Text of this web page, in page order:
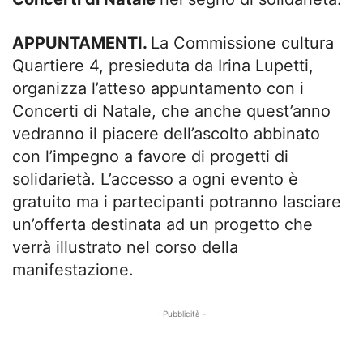
APPUNTAMENTI. La Commissione cultura
Quartiere 4, presieduta da Irina Lupetti,
organizza l’atteso appuntamento con i
Concerti di Natale, che anche quest’anno
vedranno il piacere dell’ascolto abbinato
con l’impegno a favore di progetti di
solidarietà. L’accesso a ogni evento è
gratuito ma i partecipanti potranno lasciare
un’offerta destinata ad un progetto che
verrà illustrato nel corso della
manifestazione.
- Pubblicità -